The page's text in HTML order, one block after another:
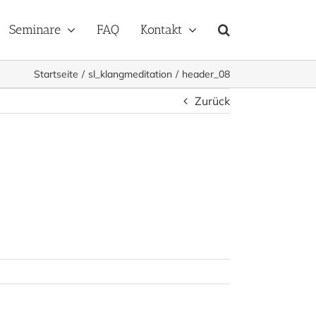
Seminare FAQ Kontakt
Startseite sl_klangmeditation header_08
Zurück